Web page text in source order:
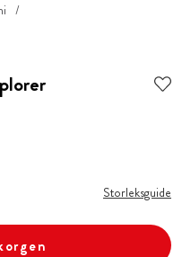
Storleksguide